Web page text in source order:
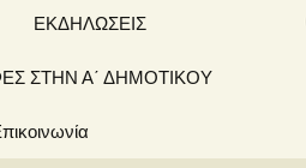
ΕΚΔΗΛΩΣΕΙΣ
Γιορτές –
ΣΤΗΝ Α΄ ΔΗΜΟΤΙΚΟΥ